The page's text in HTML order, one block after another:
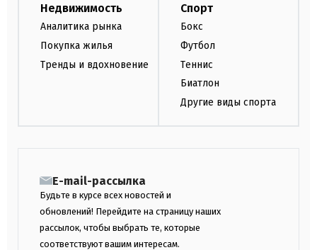
Недвижимость
Аналитика рынка
Покупка жилья
Тренды и вдохновение
Спорт
Бокс
Футбол
Теннис
Биатлон
Другие виды спорта
E-mail-рассылка
Будьте в курсе всех новостей и
обновлений! Перейдите на страницу наших
рассылок, чтобы выбрать те, которые
соответствуют вашим интересам.